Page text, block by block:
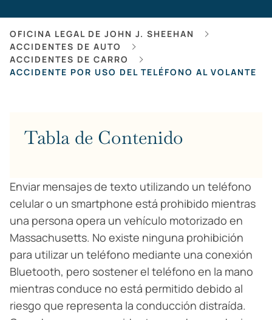
OFICINA LEGAL DE JOHN J. SHEEHAN
ACCIDENTES DE AUTO
ACCIDENTES DE CARRO
ACCIDENTE POR USO DEL TELÉFONO AL VOLANTE
Tabla de Contenido
Enviar mensajes de texto utilizando un teléfono
celular o un smartphone está prohibido mientras
una persona opera un vehículo motorizado en
Massachusetts. No existe ninguna prohibición
para utilizar un teléfono mediante una conexión
Bluetooth, pero sostener el teléfono en la mano
mientras conduce no está permitido debido al
riesgo que representa la conducción distraída.